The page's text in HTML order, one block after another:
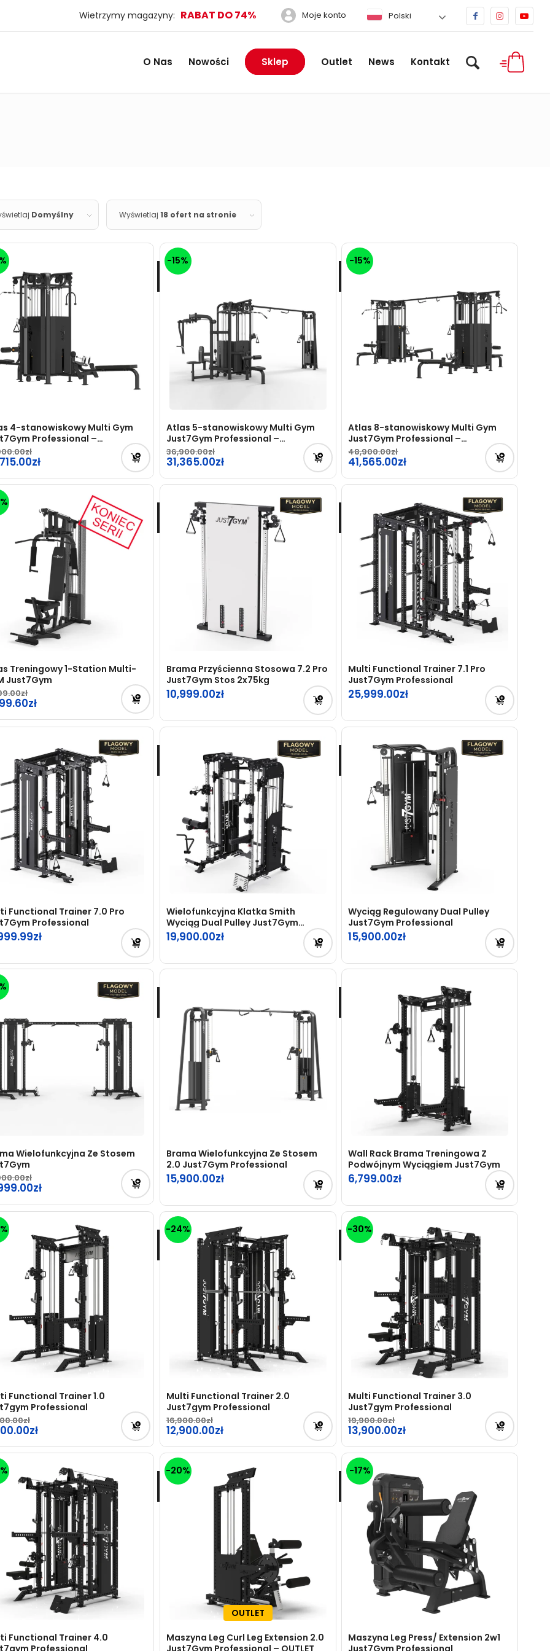
Moje konto Polski
O Nas Nowości Sklep Outlet News Kontakt
Domyślny Wyświetlaj 18 ofert na stronie
4-stanowiskowy Multi Gym
Professional –
-15%
Atlas 5-stanowiskowy Multi Gym
Just7Gym Professional –
PRZEDSPRZEDAŻ
36,900.00
Pierwotna
cena
36,900.00zł.
31,365.00
Aktualna
wynosi:
31,365.00zł.
-15%
Atlas 8-stanowiskowy Multi Gym
Just7Gym Professional –
PRZEDSPRZEDAŻ
48,900.00
Pierwotna
cena
48,900.00zł.
41,565.00
Aktualna
41,565.00zł.
Treningowy 1-Station Multi-
Just7Gym
Brama Przyścienna Stosowa 7.2 Pro
Just7Gym Stos 2x75kg
10,999.00
Multi Functional Trainer 7.1 Pro
Just7Gym Professional
25,999.00
Functional Trainer 7.0 Pro
Professional
Wielofunkcyjna Klatka Smith
Wyciąg Dual Pulley Just7Gym
Professional
19,900.00
Wyciąg Regulowany Dual Pulley
Just7Gym Professional
15,900.00
Wielofunkcyjna Ze Stosem
Brama Wielofunkcyjna Ze Stosem
2.0 Just7Gym Professional
15,900.00
Wall Rack Brama Treningowa Z
Podwójnym Wyciągiem Just7Gym
6,799.00
Functional Trainer 1.0
Professional
-24%
Multi Functional Trainer 2.0
Just7gym Professional
16,900.00
Pierwotna
cena
wynosiła:
16,900.00zł.
12,900.00
Aktualna
cena
wynosi:
12,900.00zł.
-30%
Multi Functional Trainer 3.0
Just7gym Professional
19,900.00
Pierwotna
cena
wynosiła:
19,900.00zł.
13,900.00
Aktualna
cena
wynosi:
13,900.00zł.
Functional Trainer 4.0
Professional
-20%
Maszyna Leg Curl Leg Extension 2.0
Just7Gym Professional – OUTLET
OUTLET
-17%
Maszyna Leg Press/ Extension 2w1
Just7Gym Professional